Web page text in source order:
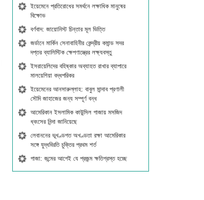
ইয়েমেনে প্রতিরোধের সমর্থনে লক্ষাধিক মানুষের
বিক্ষোভ
বর্ণবাদ: জায়োনিস্ট চিন্তার মূল ভিত্তি
জর্ডানে মার্কিন সেনাবাহিনীর কেন্দ্রীয় কমান্ড সদর
দপ্তর ব্যালিস্টিক ক্ষেপণাস্ত্রের লক্ষ্যবস্তু
ইসরায়েলিদের বহিষ্কার অব্যাহত রাখার ব্যাপারে
মালয়েশিয়া বদ্ধপরিকর
ইয়েমেনের আনসারুল্লাহ: বাবুল মান্দাব প্রণালী
সৌদি জাহাজের জন্য সম্পূর্ণ বন্ধ
আমেরিকান ইসলামিক কাউন্সিল গাজায় মসজিদ
ধ্বংসের নিন্দা জানিয়েছে
লেবাননের ভূখণ্ডগত অখণ্ডতা রক্ষা আমেরিকার
সঙ্গে যুদ্ধবিরতি চুক্তির প্রথম শর্ত
গাজা: জন্মের আগেই যে প্রজন্ম ক্ষতিগ্রস্ত হচ্ছে